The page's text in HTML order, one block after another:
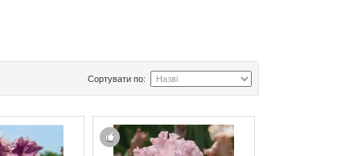
Сортувати по: